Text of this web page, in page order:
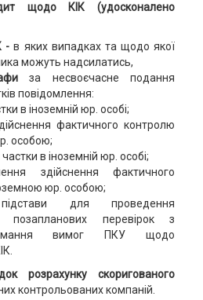
щодо КІК (удосконалено
- в яких випадках та щодо якої
можуть надсилатись,
за несвоєчасне подання
повідомлення:
в іноземній юр. особі;
фактичного контролю
особою;
в іноземній юр. особі;
здійснення фактичного
юр. особою;
для проведення
позапланових перевірок з
вимог ПКУ щодо
розрахунку скоригованого
контрольованих компаній.